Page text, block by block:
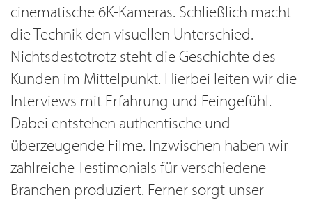
cinematische 6K-Kameras. Schließlich macht
die Technik den visuellen Unterschied.
Nichtsdestotrotz steht die Geschichte des
Kunden im Mittelpunkt. Hierbei leiten wir die
Interviews mit Erfahrung und Feingefühl.
Dabei entstehen authentische und
überzeugende Filme. Inzwischen haben wir
zahlreiche Testimonials für verschiedene
Branchen produziert. Ferner sorgt unser